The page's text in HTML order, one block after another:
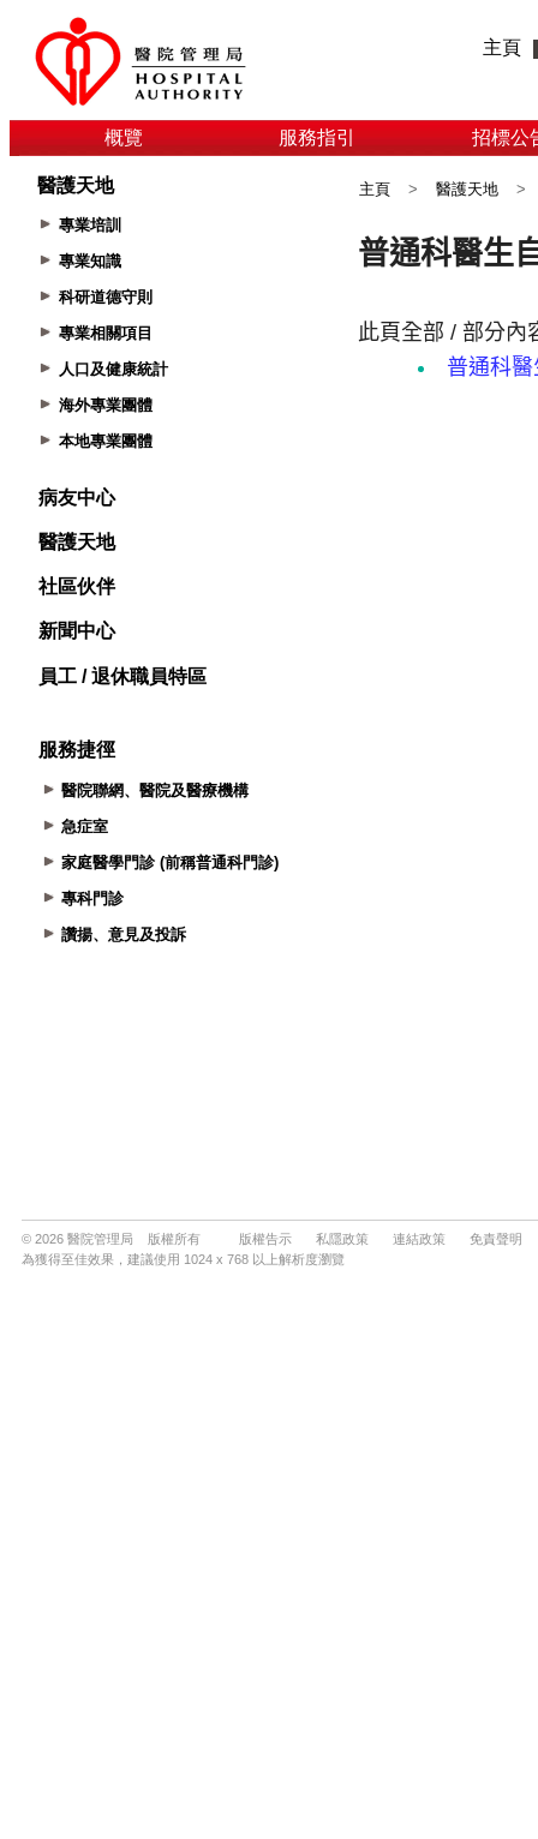
主頁
概覽 服務指引 招標公
醫護天地
專業培訓
專業知識
科研道德守則
專業相關項目
人口及健康統計
海外專業團體
本地專業團體
病友中心
醫護天地
社區伙伴
新聞中心
員工 / 退休職員特區
服務捷徑
醫院聯網、醫院及醫療機構
急症室
家庭醫學門診 (前稱普通科門診)
專科門診
讚揚、意見及投訴
主頁 > 醫護天地 >
© 2026 醫院管理局 版權所有 版權告示 私隱政策 連結政策
免責聲明
為獲得至佳效果，建議使用 1024 x 768 以上解析度瀏覽